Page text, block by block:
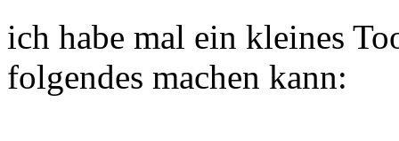
ich habe mal ein kleines
folgendes machen kann: